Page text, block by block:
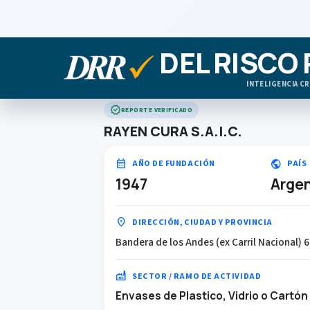
DEL RISCO
INTELIGENCIA
verifiedREPORTE VERIFICADO
RAYEN CURA S.A.I.C.
calendar_month AÑO DE FUNDACIÓN
1947
public PAÍS
location_on DIRECCIÓN, CIUDAD Y PROVINCIA
Bandera de los Andes (ex Carril Nacional)
factory SECTOR / RAMO DE ACTIVIDAD
Envases de Plastico, Vidrio o Cartón